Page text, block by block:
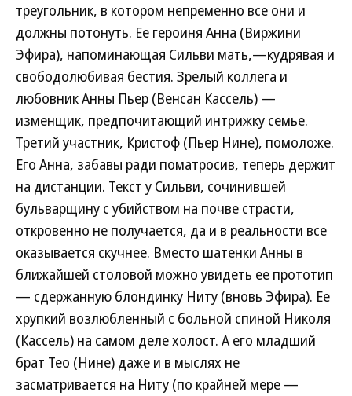
треугольник, в котором непременно все они и
должны потонуть. Ее героиня Анна (Виржини
Эфира), напоминающая Сильви мать,—кудрявая и
свободолюбивая бестия. Зрелый коллега и
любовник Анны Пьер (Венсан Кассель) —
изменщик, предпочитающий интрижку семье.
Третий участник, Кристоф (Пьер Нине), помоложе.
Его Анна, забавы ради поматросив, теперь держит
на дистанции. Текст у Сильви, сочинившей
бульварщину с убийством на почве страсти,
откровенно не получается, да и в реальности все
оказывается скучнее. Вместо шатенки Анны в
ближайшей столовой можно увидеть ее прототип
— сдержанную блондинку Ниту (вновь Эфира). Ее
хрупкий возлюбленный с больной спиной Николя
(Кассель) на самом деле холост. А его младший
брат Тео (Нине) даже и в мыслях не
засматривается на Ниту (по крайней мере —